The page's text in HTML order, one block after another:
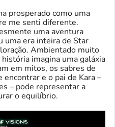
prosperado como uma
me senti diferente.
uma aventura
uma era inteira de Star
Ambientado muito
imagina uma galáxia
em mitos, os sabres de
e o pai de Kara –
– pode representar a
o equilíbrio.